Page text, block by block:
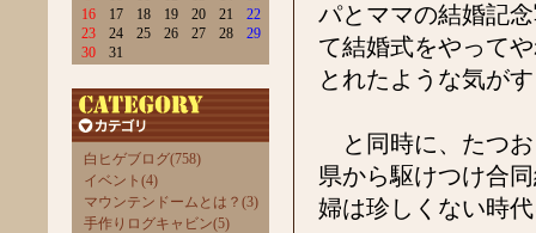
16
17 18 19 20 21
22
23
24 25 26 27 28
29
30
31
白ヒゲブログ(758)
イベント(4)
マウンテンドームとは？(3)
手作りログキャビン(5)
パとママの結婚記
て結婚式をやって
とれたような気が
と同時に、たつお
県から駆けつけ合
婦は珍しくない時